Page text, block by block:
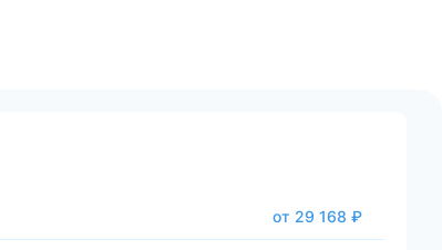
от 29 168 ₽